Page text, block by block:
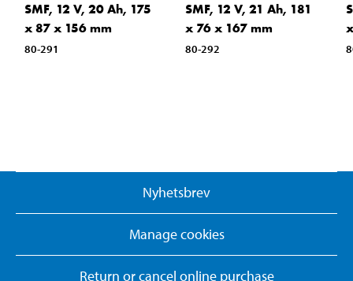
SMF, 12 V, 20 Ah, 175
x 87 x 156 mm
80-291
SMF, 12 V, 21 Ah, 181
x 76 x 167 mm
80-292
Nyhetsbrev
Manage cookies
Return or cancel online purchase